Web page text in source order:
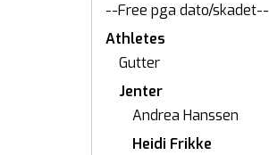
--Free pga dato/skadet--
Athletes
Gutter
Jenter
Andrea Hanssen
Heidi Frikke